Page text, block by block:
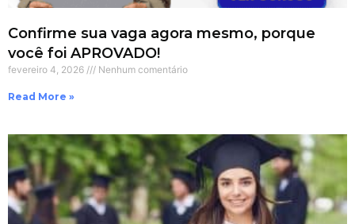
Confirme sua vaga agora mesmo, porque
você foi APROVADO!
fevereiro 4, 2026 Nenhum comentário
Read More »